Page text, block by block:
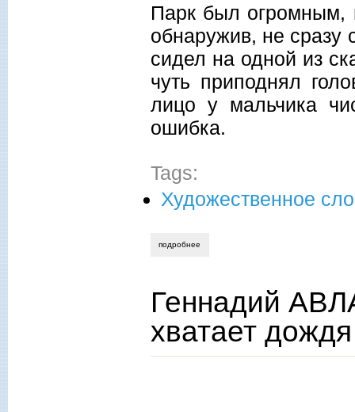
Парк был огромным,
обнаружив, не сразу
сидел на одной из
чуть приподнял
лицо у мальчика
ошибка.
Tags:
Художественное
подробнее
Геннадий
хватает дождя